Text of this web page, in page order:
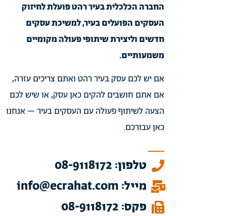
החברה הכלכלית בעיר רהט פועלת לחיזוק
העסקים הפועלים בעיר, למשיכת עסקים
חדשים וליצירת שיתופי פעולה מקומיים
משמעותיים.
אם יש לכם עסק בעיר רהט ואתם צריכים עזרה,
אם אתם חושבים להקים כאן עסק, או שיש לכם
הצעה לשיתוף פעולה עם העסקים בעיר – אנחנו
כאן עבורכם.
טלפון: 08-9118172
מייל: info@ecrahat.com
פקס: 08-9118172